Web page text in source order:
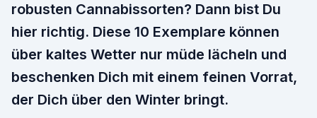
robusten Cannabissorten? Dann bist Du
hier richtig. Diese 10 Exemplare können
über kaltes Wetter nur müde lächeln und
beschenken Dich mit einem feinen Vorrat,
der Dich über den Winter bringt.